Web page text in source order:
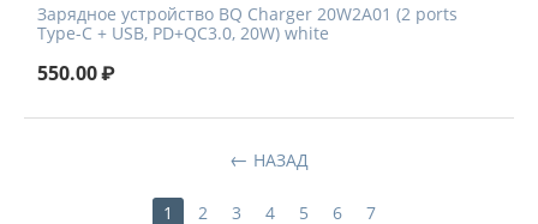
Зарядное устройство BQ Charger 20W2A01 (2 ports
Type-C + USB, PD+QC3.0, 20W) white
550.00₽
НАЗАД
1 2 3 4 5 6 7